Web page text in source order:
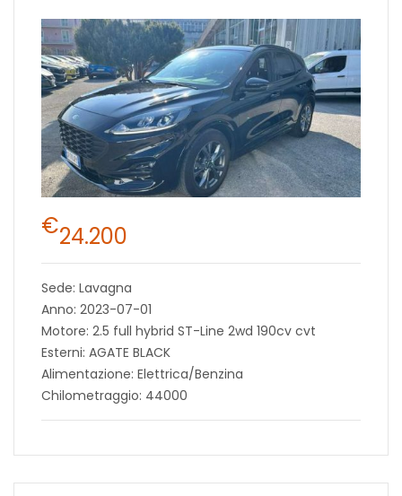
€24.200
Sede: Lavagna
Anno: 2023-07-01
Motore: 2.5 full hybrid ST-Line 2wd 190cv cvt
Esterni: AGATE BLACK
Alimentazione: Elettrica/Benzina
Chilometraggio: 44000